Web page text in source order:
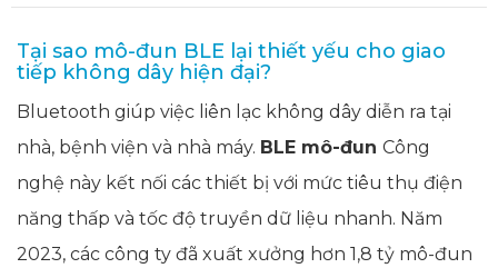
Tại sao mô-đun BLE lại thiết yếu cho giao
tiếp không dây hiện đại?
Bluetooth giúp việc liên lạc không dây diễn ra tại
nhà, bệnh viện và nhà máy. BLE mô-đun Công
nghệ này kết nối các thiết bị với mức tiêu thụ điện
năng thấp và tốc độ truyền dữ liệu nhanh. Năm
2023, các công ty đã xuất xưởng hơn 1,8 tỷ mô-đun